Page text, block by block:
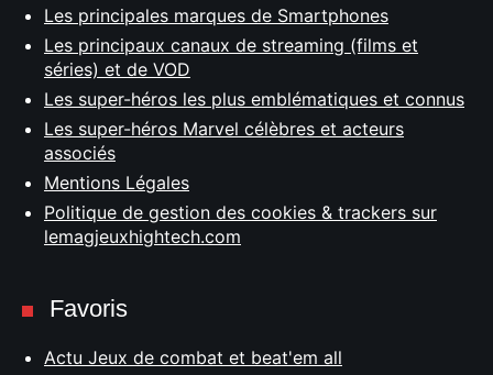
Les principales marques de Smartphones
Les principaux canaux de streaming (films et
séries) et de VOD
Les super-héros les plus emblématiques et connus
Les super-héros Marvel célèbres et acteurs
associés
Mentions Légales
Politique de gestion des cookies & trackers sur
lemagjeuxhightech.com
Favoris
Actu Jeux de combat et beat'em all